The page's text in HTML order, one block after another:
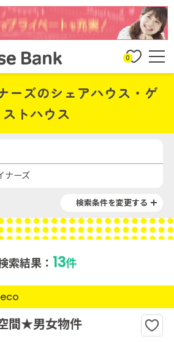
0
ーズのシェアハウス・ゲ
ストハウス
ナーズ
検索条件を変更する
索結果： 13件
間★男女物件